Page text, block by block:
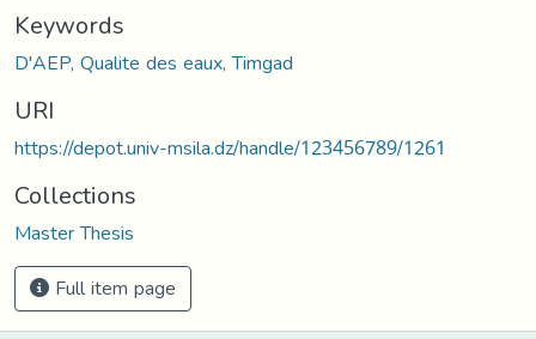
Keywords
D'AEP, Qualite des eaux, Timgad
URI
https://depot.univ-msila.dz/handle/123456789/1261
Collections
Master Thesis
Full item page